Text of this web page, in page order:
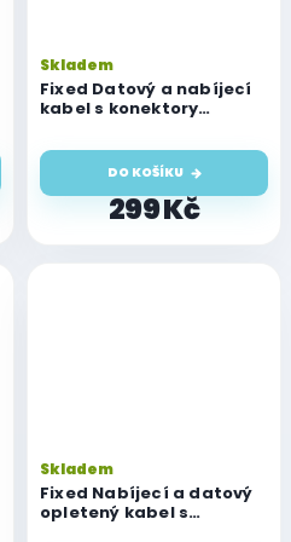
Fixed Datový a nabíjecí
kabel s konektory
MFI certifikace, černý
Skladem
299 Kč
DO KOŠÍKU
Fixed Nabíjecí a datový
opletený kabel s
Skladem